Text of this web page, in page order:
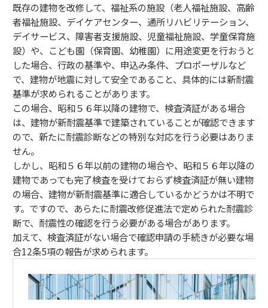
既存の建物を改修して、福祉系の施設（老人福祉施設、高齢
者福祉施設、デイケアセンター、通所リハビリテーション、
デイサービス、障害者支援施設、児童福祉施設、学童保育施
設）や、こども園（保育園、幼稚園）に用途変更を行おうと
した場合、行政の基準や、申込み条件、プロポーザルなど
で、建物が地震に対して安全であること、具体的には新耐震
基準が求められることがあります。
この場合、昭和５６年以降の建物で、検査済証がある場合
は、建物が新耐震基準で建築されていることが確認できます
ので、新たに耐震診断などの特別な対応を行う必要はありま
せん。
しかし、昭和５６年以前の建物の場合や、昭和５６年以降の
建物であっても完了検査を受けておらず検査済証が無い建物
の場合、建物が新耐震基準に適合しているかどうかは不明で
す。ですので、あらたに耐震改修促進法で定められた耐震診
断で、耐震性の確認を行う必要がある場合があります。
加えて、検査済証がない場合で確認申請の手続きが必要な場
合12条5項の報告が求められます。